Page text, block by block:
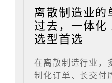
离散制造业的
过去，一体化
选型首选
在离散制造行业，
制化订单、长交付